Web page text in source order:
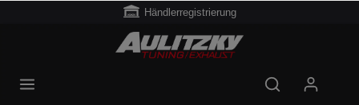
Händlerregistrierung